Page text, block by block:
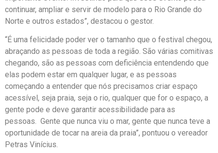
continuar, ampliar e servir de modelo para o Rio Grande do
Norte e outros estados”, destacou o gestor.
“É uma felicidade poder ver o tamanho que o festival chegou,
abraçando as pessoas de toda a região. São várias comitivas
chegando, são as pessoas com deficiência entendendo que
elas podem estar em qualquer lugar, e as pessoas
começando a entender que nós precisamos criar espaço
acessível, seja praia, seja o rio, qualquer que for o espaço, a
gente pode e deve garantir acessibilidade para as
pessoas. Gente que nunca viu o mar, gente que nunca teve a
oportunidade de tocar na areia da praia”, pontuou o vereador
Petras Vinícius.